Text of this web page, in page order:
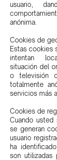
usuario,
anónima.
Cookies de
Estas cookies
intentan
situación del
o televisión
totalmente
servicios más
Cookies de
Cuando usted
se generan
usuario
ha
son utilizadas